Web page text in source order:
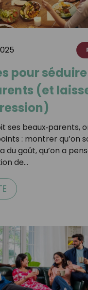
pour
(et
ses beaux‑parents,
: montrer qu’on
du goût, qu’on a
de…